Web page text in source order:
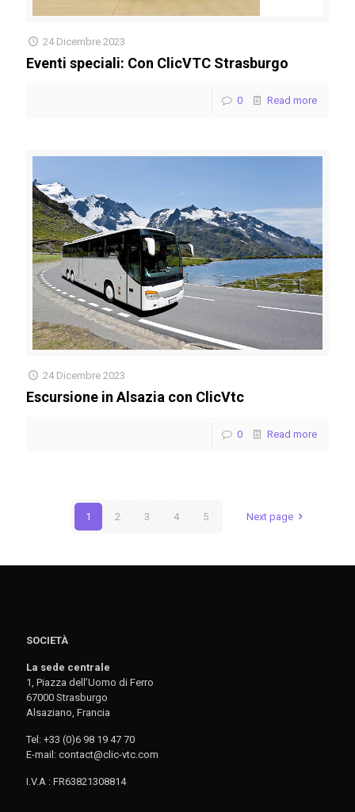
24 Dicembre 2023
Eventi speciali: Con ClicVTC Strasburgo
0 Read more
24 Dicembre 2023
Escursione in Alsazia con ClicVtc
0 Read more
1 2 3 4 5 Next page
SOCIETÀ
La sede centrale
1, Piazza dell’Uomo di Ferro
67000 Strasburgo
Alsaziano, Francia
Tel: +33 (0)6 98 19 47 70
E-mail: contact@clic-vtc.com
I.V.A : FR63821308814